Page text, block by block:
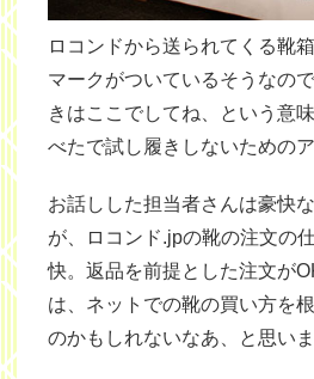
ロコンドから送られてくる靴
マークがついているそうなの
きはここでしてね、という意
べたで試し履きしないための
お話しした担当者さんは豪快
が、ロコンド.jpの靴の注文の
快。返品を前提とした注文が
は、ネットでの靴の買い方を
のかもしれないなあ、と思いま